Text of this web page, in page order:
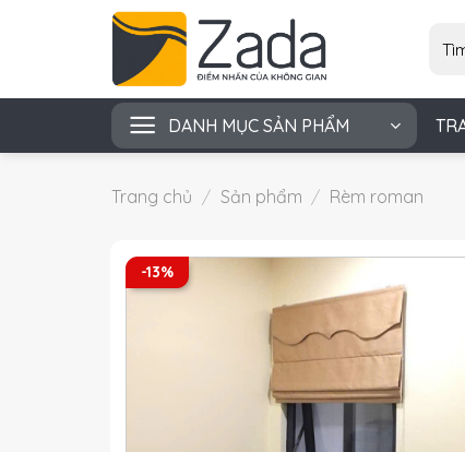
kiếm:
DANH MỤC SẢN PHẨM
Trang chủ / Sản phẩm / Rèm roman
-13%